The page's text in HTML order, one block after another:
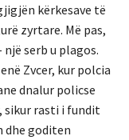
kërkesave të
zyrtare. Më pas,
serb u plagos.
Zvcer, kur polcia
dnalur policse
sikur rasti i fundit
dhe goditen